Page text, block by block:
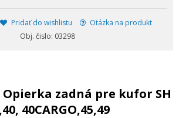
Pridať do wishlistu
Otázka na produkt
Obj. čislo: 03298
Opierka zadná pre kufor SH
40CARGO,45,49